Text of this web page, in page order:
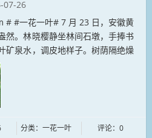
07-26
# #一花一叶# 7 月 23 日，安徽黄
然。林晓樱静坐林间石墩，手捧书
矿泉水，调皮地样子。树荫隔绝燥
气息，书页轻翻，山水、书香与清
分类：一花一叶 评论：0